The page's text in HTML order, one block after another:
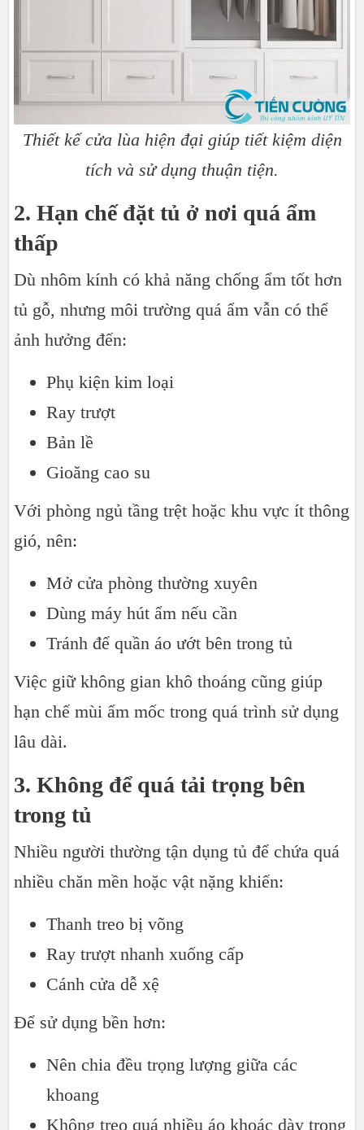
Thiết kế cửa lùa hiện đại giúp tiết kiệm diện
tích và sử dụng thuận tiện.
2. Hạn chế đặt tủ ở nơi quá ẩm
thấp
Dù nhôm kính có khả năng chống ẩm tốt hơn
tủ gỗ, nhưng môi trường quá ẩm vẫn có thể
ảnh hưởng đến:
Phụ kiện kim loại
Ray trượt
Bản lề
Gioăng cao su
Với phòng ngủ tầng trệt hoặc khu vực ít thông
gió, nên:
Mở cửa phòng thường xuyên
Dùng máy hút ẩm nếu cần
Tránh để quần áo ướt bên trong tủ
Việc giữ không gian khô thoáng cũng giúp
hạn chế mùi ẩm mốc trong quá trình sử dụng
lâu dài.
3. Không để quá tải trọng bên
trong tủ
Nhiều người thường tận dụng tủ để chứa quá
nhiều chăn mền hoặc vật nặng khiến:
Thanh treo bị võng
Ray trượt nhanh xuống cấp
Cánh cửa dễ xệ
Để sử dụng bền hơn:
Nên chia đều trọng lượng giữa các
khoang
Không treo quá nhiều áo khoác dày trong